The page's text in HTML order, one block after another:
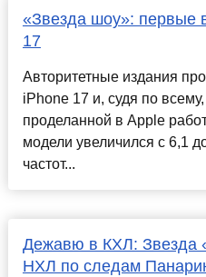
«Звезда шоу»: первые
17
Авторитетные издания
iPhone 17 и, судя по
проделанной в Apple
модели увеличился с 6,1
частот...
Дежавю в КХЛ: Звезда
НХЛ по следам